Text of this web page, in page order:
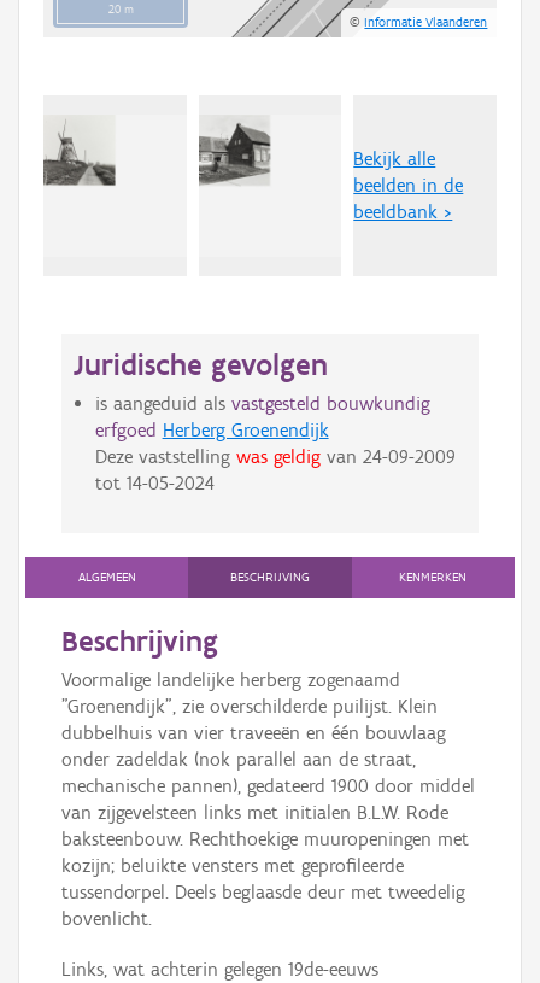
20 m
©Informatie Vlaanderen
Bekijk alle
beelden in de
beeldbank >
Juridische gevolgen
is aangeduid als vastgesteld bouwkundig
erfgoed Herberg Groenendijk
Deze vaststelling was geldigvan 24-09-2009
tot 14-05-2024
ALGEMEEN BESCHRIJVING KENMERKEN
Beschrijving
Voormalige landelijke herberg zogenaamd
"Groenendijk", zie overschilderde puilijst. Klein
dubbelhuis van vier traveeën en één bouwlaag
onder zadeldak (nok parallel aan de straat,
mechanische pannen), gedateerd 1900 door middel
van zijgevelsteen links met initialen B.L.W. Rode
baksteenbouw. Rechthoekige muuropeningen met
kozijn; beluikte vensters met geprofileerde
tussendorpel. Deels beglaasde deur met tweedelig
bovenlicht.
Links, wat achterin gelegen 19de-eeuws